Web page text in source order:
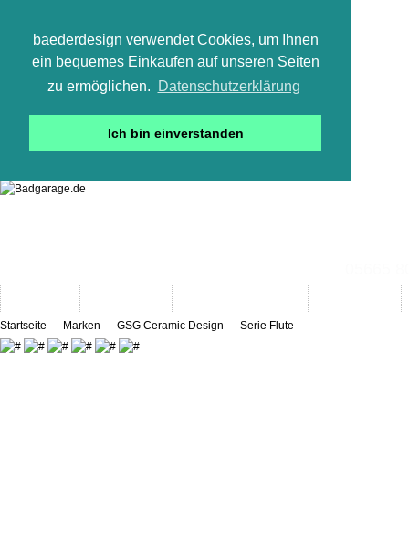
baederdesign verwendet Cookies, um Ihnen
ein bequemes Einkaufen auf unseren Seiten
zu ermöglichen.
Datenschutzerklärung
Ich bin einverstanden
Startseite Marken GSG Ceramic Design Serie Flute